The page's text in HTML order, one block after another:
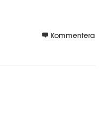
Kommentera